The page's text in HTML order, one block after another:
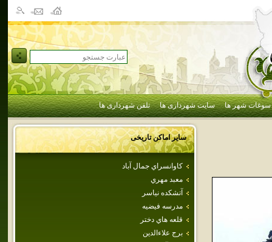
سوغات شهر ها سایت شهرداری ها تلفن شهرداری ها
سایر اماکن تاریخی
كاوانسراي جمال آباد
معبد مهري
آتشكده نياسر
مدرسه‌ فيضيه‌
قلعه هاي‌ دختر
برج علاءالدين